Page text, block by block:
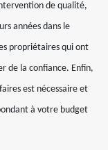
de qualité,
années dans le
propriétaires qui ont
de la confiance. Enfin,
est nécessaire et
à votre budget